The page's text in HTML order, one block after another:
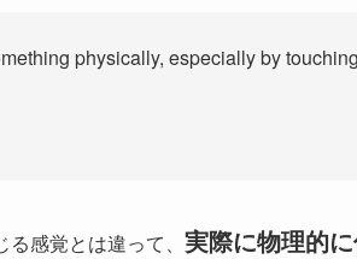
physically, especially by
感覚とは違って、 実際に物理的